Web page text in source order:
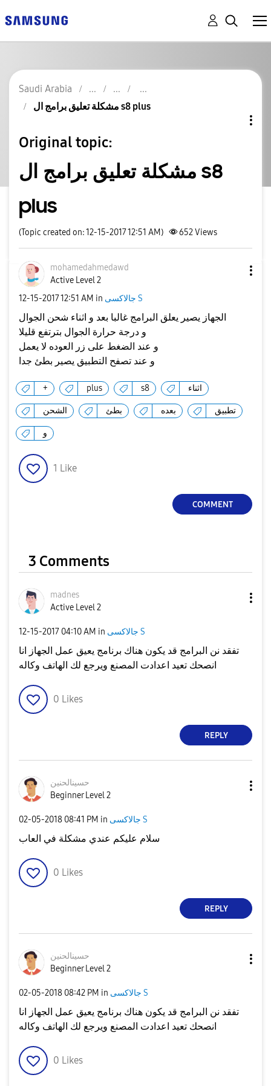
Saudi Arabia
مشكلة تعليق برامج ال s8 plus
Original topic:
مشكلة تعليق برامج ال s8
plus
(Topic created on: 12-15-2017 12:51 AM) 652Views
mohamedahmedawd
Active Level 2
‎12-15-201712:51 AM in جالاكسى S
الجهاز يصير يعلق البرامج غالبا بعد و اثناء شحن الجوال
و درجة حرارة الجوال بترتفع قليلا
و عند الضغط على زر العوده لا يعمل
و عند تصفح التطبيق يصير بطئ جدا
+ plus s8 اثناء
الشحن بطئ بعده تطبيق
و
1 Like
COMMENT
3 Comments
madnes
Active Level 2
‎12-15-2017 04:10 AM in جالاكسى S
تفقد نن البرامج قد يكون هناك برنامج يعيق عمل الجهاز انا
انصحك تعيد اعدادت المصنع ويرجع لك الهاتف وكاله
0 Likes
REPLY
حسينالحنين
Beginner Level 2
‎02-05-2018 08:41 PM in جالاكسى S
سلام عليكم عندي مشكلة في العاب
0 Likes
REPLY
حسينالحنين
Beginner Level 2
‎02-05-2018 08:42 PM in جالاكسى S
تفقد نن البرامج قد يكون هناك برنامج يعيق عمل الجهاز انا
انصحك تعيد اعدادت المصنع ويرجع لك الهاتف وكاله
0 Likes